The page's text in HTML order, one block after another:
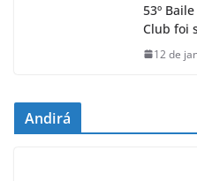
53º
Club foi
12 de
Andirá